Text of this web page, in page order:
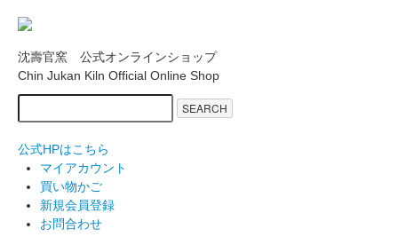
沈壽官窯 公式オンラインショップ
Chin Jukan Kiln Official Online Shop
SEARCH
公式HPはこちら
マイアカウント
買い物かご
新規会員登録
お問合わせ